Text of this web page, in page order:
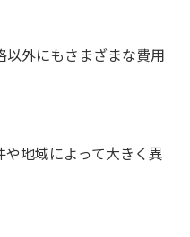
以外にもさまざまな費用
や地域によって大きく異